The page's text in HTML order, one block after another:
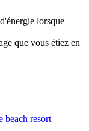
lorsque
que vous étiez en
beach resort